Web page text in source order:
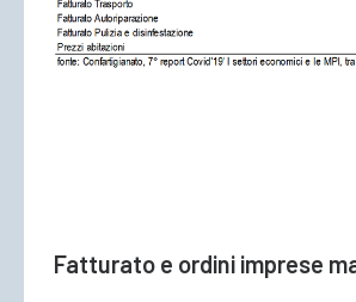
Fatturato e ordini imprese